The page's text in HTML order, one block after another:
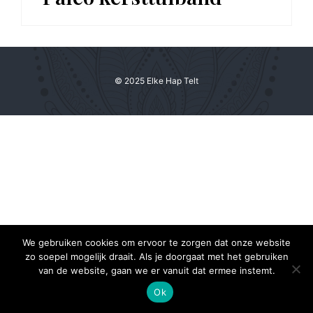
© 2025 Elke Hap Telt
We gebruiken cookies om ervoor te zorgen dat onze website
zo soepel mogelijk draait. Als je doorgaat met het gebruiken
van de website, gaan we er vanuit dat ermee instemt.
Ok